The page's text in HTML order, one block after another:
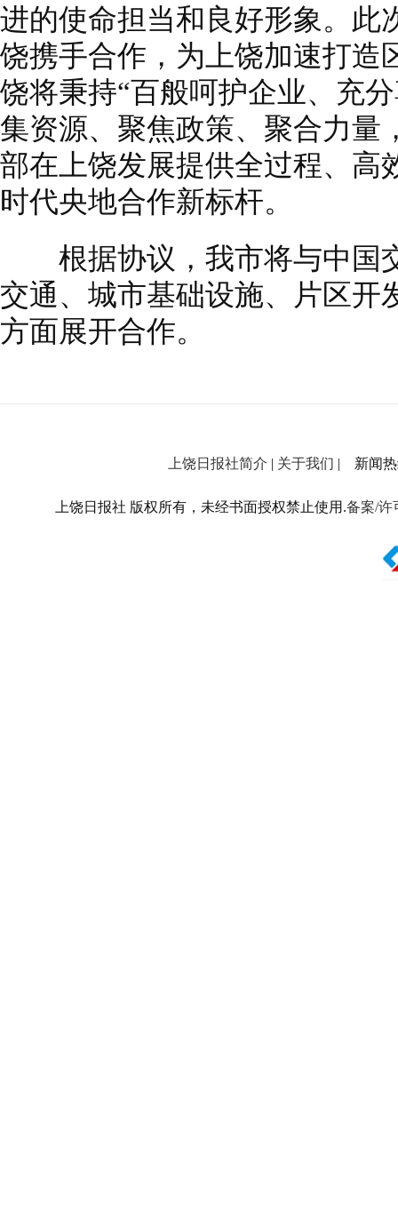
进的使命担当和良好形象。此
饶携手合作，为上饶加速打造
饶将秉持“百般呵护企业、充
集资源、聚焦政策、聚合力量
部在上饶发展提供全过程、高
时代央地合作新标杆。
根据协议，我市将与中国
交通、城市基础设施、片区开
方面展开合作。
上饶日报社简介 | 关于我们 | 新闻热
上饶日报社 版权所有，未经书面授权禁止使用.备案/许